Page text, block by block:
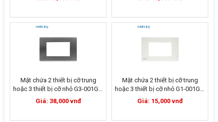
Mặt chứa 2 thiết bị cỡ trung
hoặc 3 thiết bị cỡ nhỏ G3-001GL-
G
Giá: 38,000 vnđ
Mặt chứa 2 thiết bị cỡ trung
hoặc 3 thiết bị cỡ nhỏ G1-001GL-
W
Giá: 15,000 vnđ